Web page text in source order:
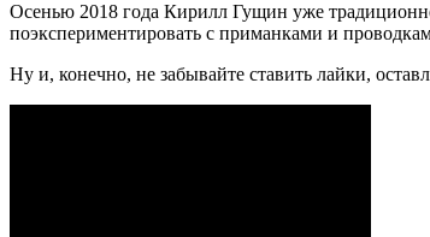
Осенью 2018 года Кирилл Гущин уже
поэкспериментировать с приманками и
Ну и, конечно, не забывайте ставить лайки,